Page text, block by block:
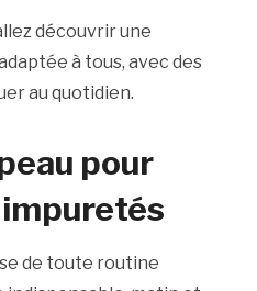
découvrir une
à tous, avec des
au quotidien.
pour
de toute routine